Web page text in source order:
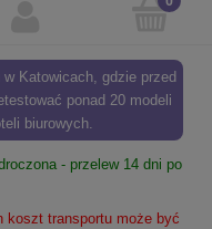
Katowicach, gdzie przed
ponad 20 modeli
biurowych.
- przelew 14 dni po
koszt transportu może być